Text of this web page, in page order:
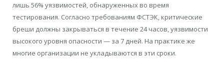
лишь 56% уязвимостей, обнаруженных во время
тестирования. Согласно требованиям ФСТЭК, критические
бреши должны закрываться в течение 24 часов, уязвимости
высокого уровня опасности — за 7 дней. На практике же
многие организации не укладываются в эти сроки.